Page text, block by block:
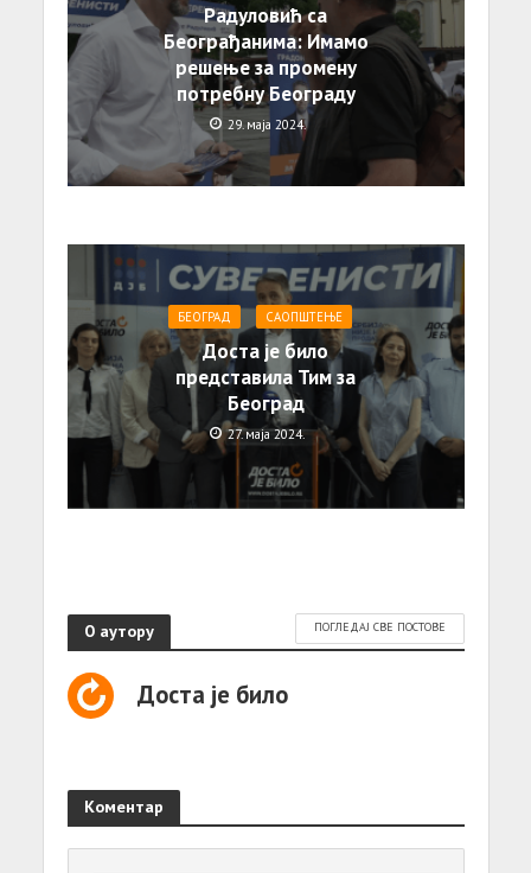
Радуловић са
Београђанима: Имамо
решење за промену
потребну Београду
29. маја 2024.
БЕОГРАД САОПШТЕЊE
Доста је било
представила Тим за
Београд
27. маја 2024.
О аутору ПОГЛЕДАЈ СВЕ ПОСТОВЕ
Доста је било
Коментар